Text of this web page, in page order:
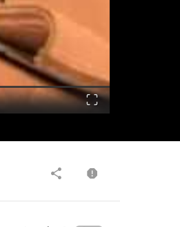
Fullscreen